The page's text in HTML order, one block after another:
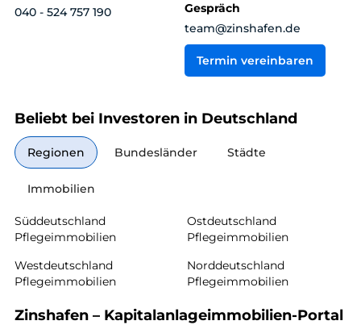
040 - 524 757 190
Gespräch
team@zinshafen.de
Termin vereinbaren
Beliebt bei Investoren in Deutschland
Regionen Bundesländer Städte
Immobilien
Süddeutschland
Pflegeimmobilien
Ostdeutschland
Pflegeimmobilien
Westdeutschland
Pflegeimmobilien
Norddeutschland
Pflegeimmobilien
Zinshafen – Kapitalanlageimmobilien-Portal